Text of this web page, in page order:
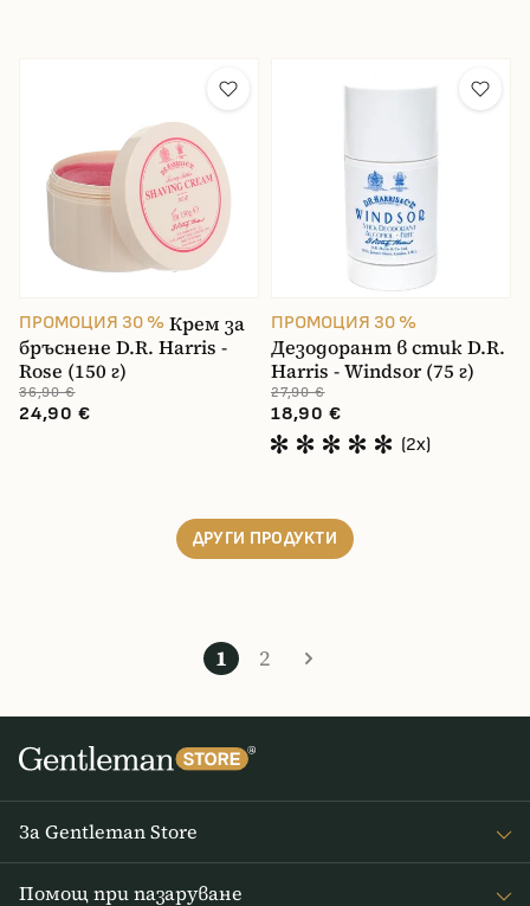
ПРОМОЦИЯ 30 % Крем за
бръснене D.R. Harris -
Rose (150 г)
36,90 €
24,90 €
ПРОМОЦИЯ 30 %
Дезодорант в стик D.R.
Harris - Windsor (75 г)
27,90 €
18,90 €
(2x)
ДРУГИ ПРОДУКТИ
1 2
За Gentleman Store
Помощ при пазаруване